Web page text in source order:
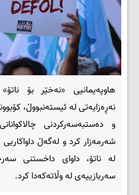
هاوپەیمانیی «نەخێر بۆ
نەڕەزایەتی لە ئیستەنبووڵ،
و دەستبەسەرکردنی
شەرمەزار کرد و لەگەڵ
لە ناتۆ، داوای داخستنی
سەربازییەی لە وڵاتەکەدا کرد.